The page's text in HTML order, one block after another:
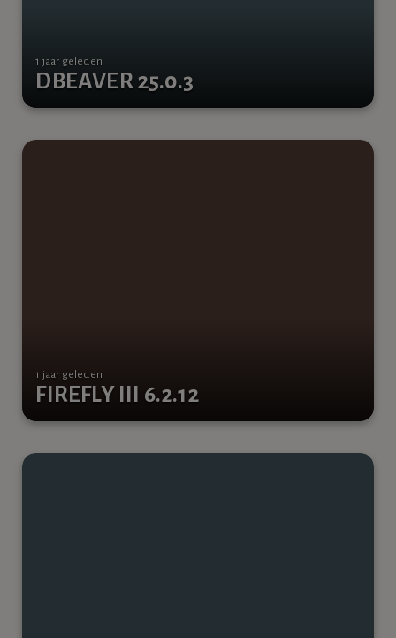
DBEAVER 25.0.3
1 jaar geleden
FIREFLY III 6.2.12
1 jaar geleden